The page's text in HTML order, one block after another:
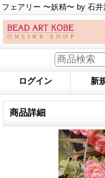
フェアリー 〜妖精〜 by 石井
ログイン 新
商品詳細